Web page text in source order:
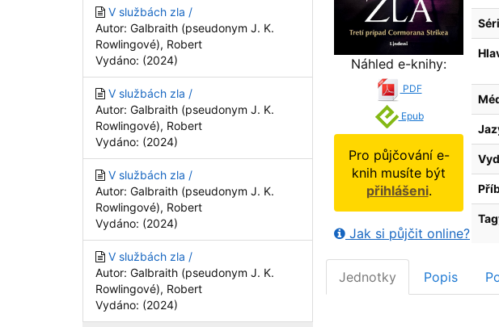
Náhled e-knihy:
PDF
Epub
Pro půjčování e-
knih musíte být
přihlášeni.
Jak si půjčit online?
Jednotky Popis
V službách zla /
Autor: Galbraith (pseudonym J. K.
Rowlingové), Robert
Vydáno: (2024)
V službách zla /
Autor: Galbraith (pseudonym J. K.
Rowlingové), Robert
Vydáno: (2024)
V službách zla /
Autor: Galbraith (pseudonym J. K.
Rowlingové), Robert
Vydáno: (2024)
V službách zla /
Autor: Galbraith (pseudonym J. K.
Rowlingové), Robert
Vydáno: (2024)